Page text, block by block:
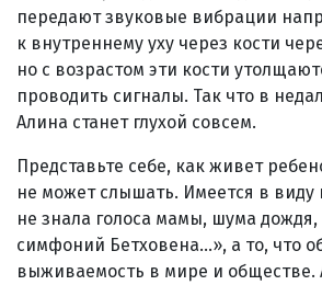
передают звуковые вибрации
к внутреннему уху через кости
но с возрастом эти кости
проводить сигналы. Так что в
Алина станет глухой совсем.
Представьте себе, как живет
не может слышать. Имеется в виду
не знала голоса мамы, шума дождя,
симфоний Бетховена...», а то, что
выживаемость в мире и обществе.